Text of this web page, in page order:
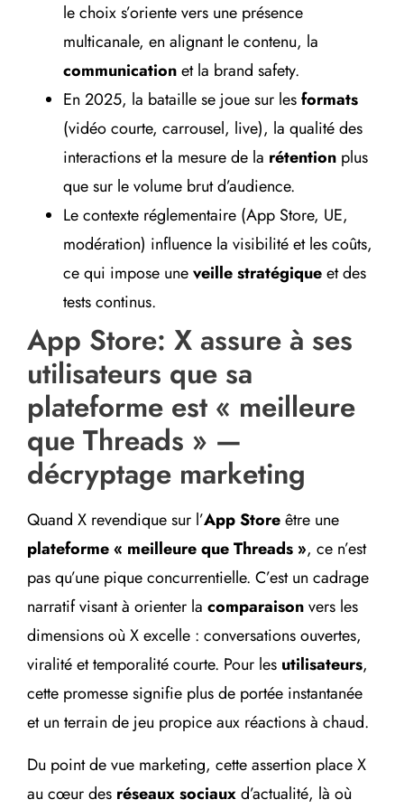
le choix s’oriente vers une présence
multicanale, en alignant le contenu, la
communicationet la brand safety.
En 2025, la bataille se joue sur lesformats
(vidéo courte, carrousel, live), la qualité des
interactions et la mesure de la rétention plus
que sur le volume brut d’audience.
Le contexte réglementaire (App Store, UE,
modération) influence la visibilité et les coûts,
ce qui impose uneveille stratégiqueet des
tests continus.
App Store: X assure à ses
utilisateurs que sa
plateforme est « meilleure
que Threads » —
décryptage marketing
Quand X revendique sur l’App Storeêtre une
plateforme « meilleure que Threads », ce n’est
pas qu’une pique concurrentielle. C’est un cadrage
narratif visant à orienter la comparaisonvers les
dimensions où X excelle : conversations ouvertes,
viralité et temporalité courte. Pour les utilisateurs,
cette promesse signifie plus de portée instantanée
et un terrain de jeu propice aux réactions à chaud.
Du point de vue marketing, cette assertion place X
au cœur des réseaux sociauxd’actualité, là où